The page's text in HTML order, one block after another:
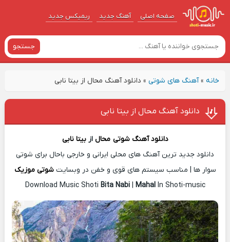
صفحه اصلی آهنگ‌ جدید ریمیکس جدید
جستجو
خانه»آهنگ های شوتی» دانلود آهنگ محال از بیتا نابی
دانلود آهنگ محال از بیتا نابی
دانلود آهنگ شوتی محال ازبیتا نابی
دانلود جدید ترین آهنگ های محلی ایرانی و خارجی باحال برای شوتی
سوار ها | مناسب سیستم های قوی و خفن در وبسایتشوتی موزیک
Download Music Shoti Bita Nabi| MahalIn Shoti-music